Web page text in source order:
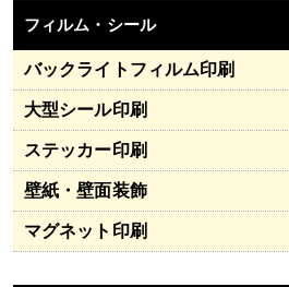
フィルム・シール
バックライトフィルム印刷
大型シール印刷
ステッカー印刷
壁紙・壁面装飾
マグネット印刷